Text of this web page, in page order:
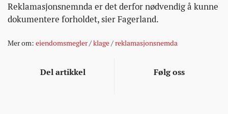
Reklamasjonsnemnda er det derfor nødvendig å kunne
dokumentere forholdet, sier Fagerland.
Mer om: eiendomsmegler/klage/reklamasjonsnemda
Del artikkel Følg oss